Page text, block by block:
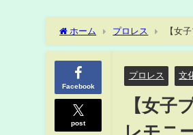
ホーム プロレス 【女
Facebook
post
プロレス 文
【女子